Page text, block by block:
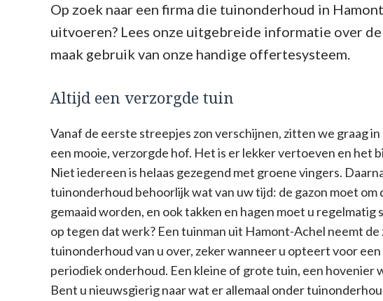
Op zoek naar een firma die tuinonderhoud in
uitvoeren? Lees onze uitgebreide informatie over
maak gebruik van onze handige offertesysteem.
Altijd een verzorgde tuin
Vanaf de eerste streepjes zon verschijnen, zitten we graag
een mooie, verzorgde hof. Het is er lekker vertoeven en het
Niet iedereen is helaas gezegend met groene vingers.
tuinonderhoud behoorlijk wat van uw tijd: de gazon moet om
gemaaid worden, en ook takken en hagen moet u regelmatig
op tegen dat werk? Een tuinman uit Hamont-Achel neemt de
tuinonderhoud van u over, zeker wanneer u opteert voor
periodiek onderhoud. Een kleine of grote tuin, een hovenier
Bent u nieuwsgierig naar wat er allemaal onder